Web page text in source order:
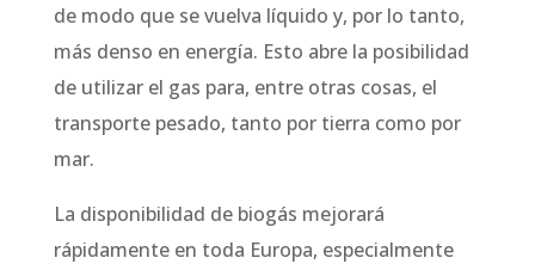
de modo que se vuelva líquido y, por lo tanto,
más denso en energía. Esto abre la posibilidad
de utilizar el gas para, entre otras cosas, el
transporte pesado, tanto por tierra como por
mar.
La disponibilidad de biogás mejorará
rápidamente en toda Europa, especialmente